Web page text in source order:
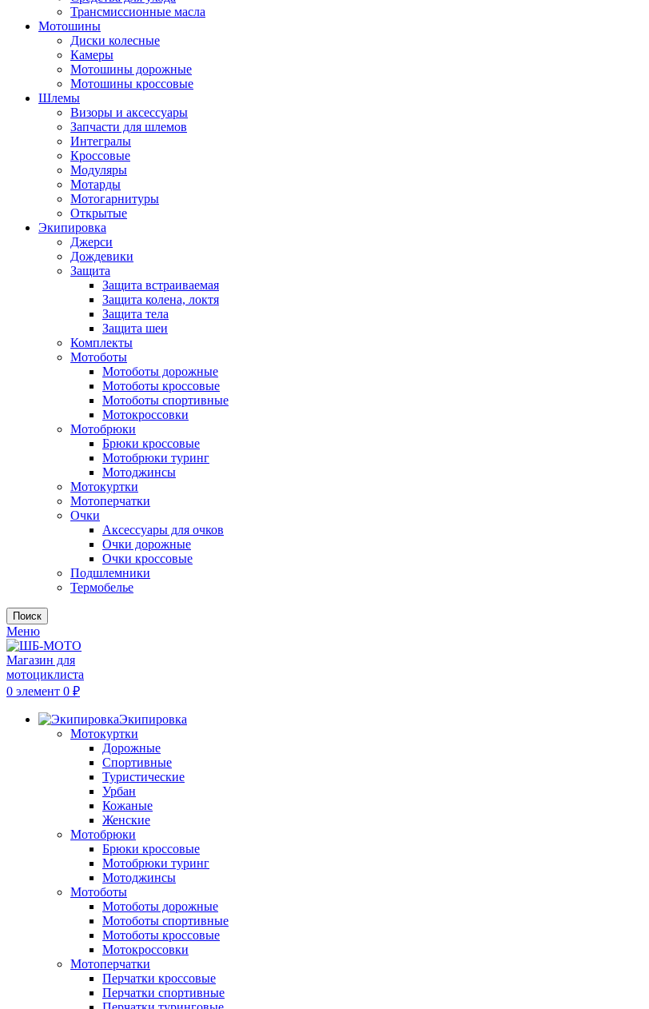
Трансмиссионные масла
Мотошины
Диски колесные
Камеры
Мотошины дорожные
Мотошины кроссовые
Шлемы
Визоры и аксессуары
Запчасти для шлемов
Интегралы
Кроссовые
Модуляры
Мотарды
Мотогарнитуры
Открытые
Экипировка
Джерси
Дождевики
Защита
Защита встраиваемая
Защита колена, локтя
Защита тела
Защита шеи
Комплекты
Мотоботы
Мотоботы дорожные
Мотоботы кроссовые
Мотоботы спортивные
Мотокроссовки
Мотобрюки
Брюки кроссовые
Мотобрюки туринг
Мотоджинсы
Мотокуртки
Мотоперчатки
Очки
Аксессуары для очков
Очки дорожные
Очки кроссовые
Подшлемники
Термобелье
Поиск
Меню
0 элемент 0 ₽
Экипировка
Мотокуртки
Дорожные
Спортивные
Туристические
Урбан
Кожаные
Женские
Мотобрюки
Брюки кроссовые
Мотобрюки туринг
Мотоджинсы
Мотоботы
Мотоботы дорожные
Мотоботы спортивные
Мотоботы кроссовые
Мотокроссовки
Мотоперчатки
Перчатки кроссовые
Перчатки спортивные